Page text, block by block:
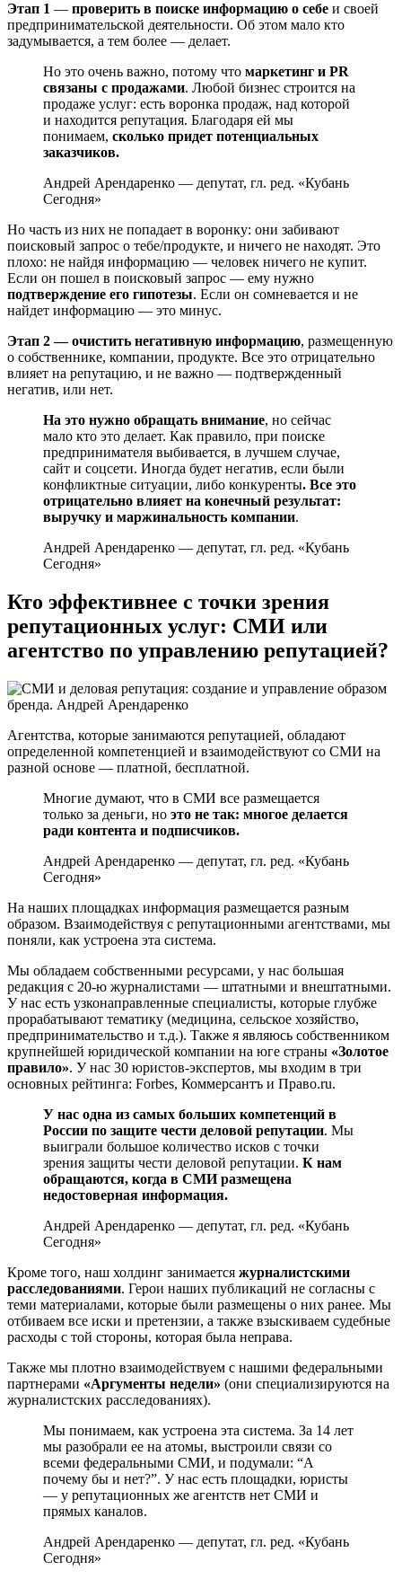
Этап 1 — проверить в поиске информацию о себе и своей
предпринимательской деятельности. Об этом мало кто
задумывается, а тем более — делает.
Но это очень важно, потому что маркетинг и PR
связаны с продажами. Любой бизнес строится на
продаже услуг: есть воронка продаж, над которой
и находится репутация. Благодаря ей мы
понимаем, сколько придет потенциальных
заказчиков.
Андрей Арендаренко — депутат, гл. ред. «Кубань
Сегодня»
Но часть из них не попадает в воронку: они забивают
поисковый запрос о тебе/продукте, и ничего не находят. Это
плохо: не найдя информацию — человек ничего не купит.
Если он пошел в поисковый запрос — ему нужно
подтверждение его гипотезы. Если он сомневается и не
найдет информацию — это минус.
Этап 2 — очистить негативную информацию, размещенную
о собственнике, компании, продукте. Все это отрицательно
влияет на репутацию, и не важно — подтвержденный
негатив, или нет.
На это нужно обращать внимание, но сейчас
мало кто это делает. Как правило, при поиске
предпринимателя выбивается, в лучшем случае,
сайт и соцсети. Иногда будет негатив, если были
конфликтные ситуации, либо конкуренты. Все это
отрицательно влияет на конечный результат:
выручку и маржинальность компании.
Андрей Арендаренко — депутат, гл. ред. «Кубань
Сегодня»
Кто эффективнее с точки зрения
репутационных услуг: СМИ или
агентство по управлению репутацией?
Агентства, которые занимаются репутацией, обладают
определенной компетенцией и взаимодействуют со СМИ на
разной основе — платной, бесплатной.
Многие думают, что в СМИ все размещается
только за деньги, но это не так: многое делается
ради контента и подписчиков.
Андрей Арендаренко — депутат, гл. ред. «Кубань
Сегодня»
На наших площадках информация размещается разным
образом. Взаимодействуя с репутационными агентствами, мы
поняли, как устроена эта система.
Мы обладаем собственными ресурсами, у нас большая
редакция с 20-ю журналистами — штатными и внештатными.
У нас есть узконаправленные специалисты, которые глубже
прорабатывают тематику (медицина, сельское хозяйство,
предпринимательство и т.д.). Также я являюсь собственником
крупнейшей юридической компании на юге страны «Золотое
правило». У нас 30 юристов-экспертов, мы входим в три
основных рейтинга: Forbes, Коммерсантъ и Право.ru.
У нас одна из самых больших компетенций в
России по защите чести деловой репутации. Мы
выиграли большое количество исков с точки
зрения защиты чести деловой репутации. К нам
обращаются, когда в СМИ размещена
недостоверная информация.
Андрей Арендаренко — депутат, гл. ред. «Кубань
Сегодня»
Кроме того, наш холдинг занимается журналистскими
расследованиями. Герои наших публикаций не согласны с
теми материалами, которые были размещены о них ранее. Мы
отбиваем все иски и претензии, а также взыскиваем судебные
расходы с той стороны, которая была неправа.
Также мы плотно взаимодействуем с нашими федеральными
партнерами «Аргументы недели» (они специализируются на
журналистских расследованиях).
Мы понимаем, как устроена эта система. За 14 лет
мы разобрали ее на атомы, выстроили связи со
всеми федеральными СМИ, и подумали: “А
почему бы и нет?”. У нас есть площадки, юристы
— у репутационных же агентств нет СМИ и
прямых каналов.
Андрей Арендаренко — депутат, гл. ред. «Кубань
Сегодня»